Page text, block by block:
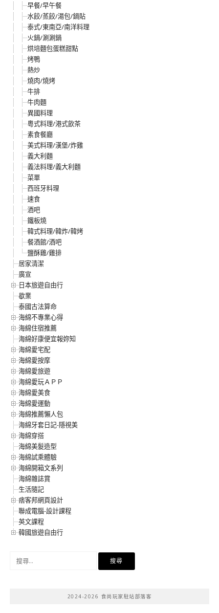
早餐/早午餐
水餃/蒸餃/湯包/鍋貼
泰式/東南亞/南洋料理
火鍋/涮涮鍋
烘培麵包蛋糕甜點
烤鴨
熱炒
燒肉/燒烤
牛排
牛肉麵
異國料理
粵式料理/港式飲茶
素食餐廳
美式料理/漢堡/炸雞
義大利麵
義法料理/義大利麵
菜單
西班牙料理
速食
酒吧
鐵板燒
韓式料理/韓炸/韓烤
餐酒館/酒吧
鹽酥雞/雞排
居家清潔
廣宣
日本旅遊自由行
歇業
泰國古法算命
海綿不專業心得
海綿住宿推薦
海綿好康便宜報妳知
海綿愛宅配
海綿愛按摩
海綿愛旅遊
海綿愛玩ＡＰＰ
海綿愛美食
海綿愛運動
海綿推薦懶人包
海綿牙套日記-隱視美
海綿穿搭
海綿美髮造型
海綿試乘體驗
海綿開箱文系列
海綿雜誌賞
生活隨記
痞客邦網頁設計
聯成電腦-設計課程
英文課程
韓國旅遊自由行
2024-2026 食尚玩家駐站部落客